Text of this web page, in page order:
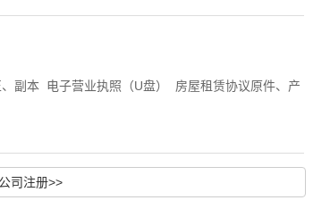
副本 电子营业执照（U盘） 房屋租赁协议原件、产
司注册>>